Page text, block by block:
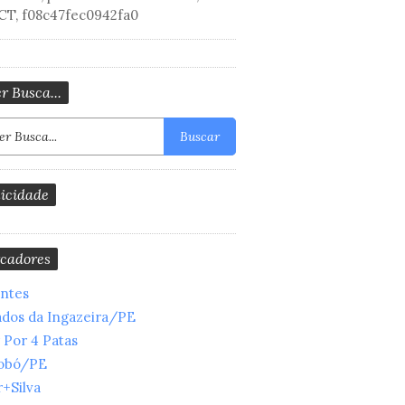
f08c47fec0942fa0
Busca...
Buscar
da Ingazeira/PE
4 Patas
PE